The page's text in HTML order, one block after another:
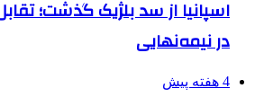
اسپانیا از سد بلژیک گذشت؛
در نیمه‌نهایی
4 هفته پیش